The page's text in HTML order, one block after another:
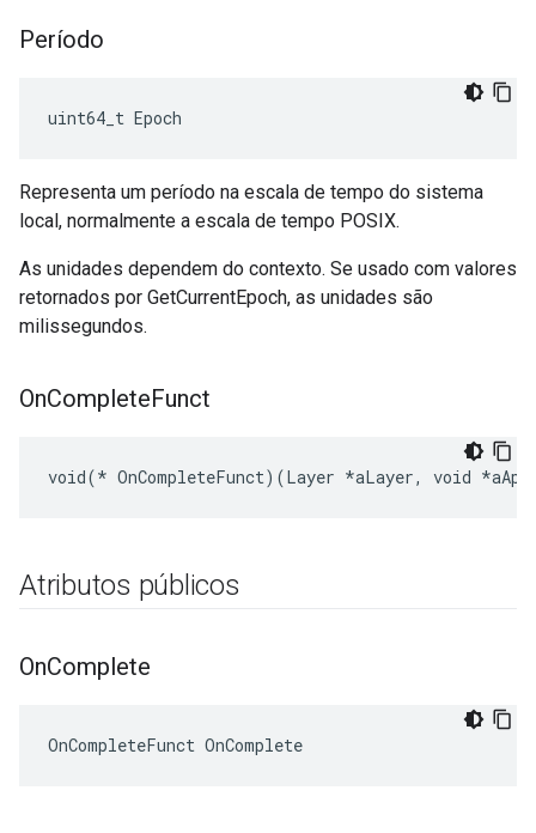
Período
uint64_t Epoch
Representa um período na escala de tempo do sistema
local, normalmente a escala de tempo POSIX.
As unidades dependem do contexto. Se usado com valores
retornados por GetCurrentEpoch, as unidades são
milissegundos.
OnCompleteFunct
void(* OnCompleteFunct)(Layer *aLayer, void
Atributos públicos
OnComplete
OnCompleteFunct OnComplete